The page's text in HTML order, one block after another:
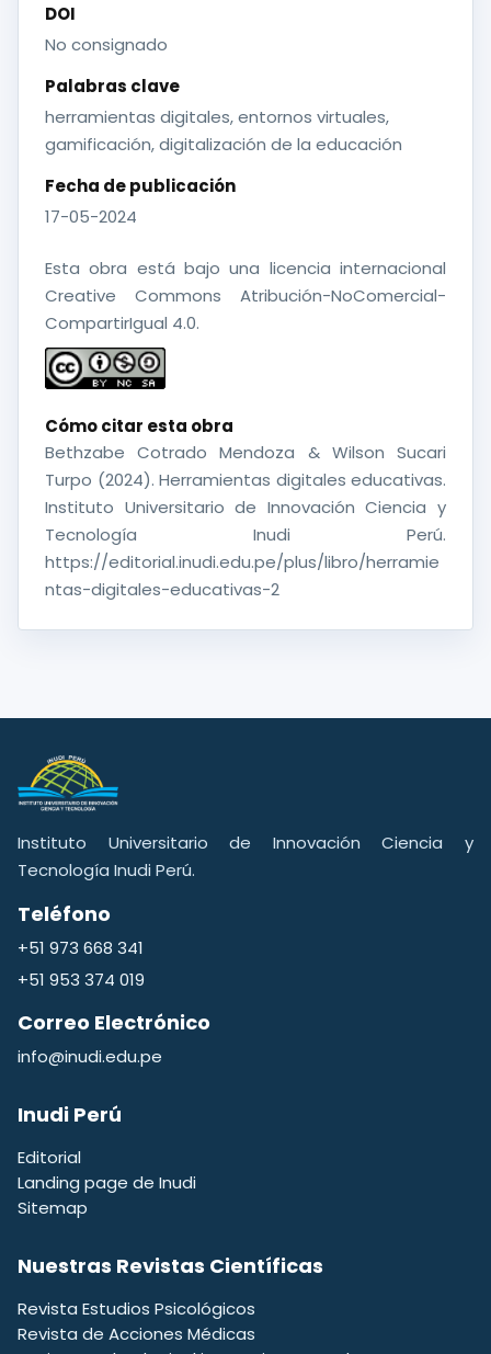
DOI
No consignado
Palabras clave
herramientas digitales, entornos virtuales,
gamificación, digitalización de la educación
Fecha de publicación
17-05-2024
Esta obra está bajo una licencia internacional
Creative Commons Atribución-NoComercial-
CompartirIgual 4.0.
Cómo citar esta obra
Bethzabe Cotrado Mendoza & Wilson Sucari
Turpo (2024). Herramientas digitales educativas.
Instituto Universitario de Innovación Ciencia y
Tecnología Inudi Perú.
https://editorial.inudi.edu.pe/plus/libro/herramie
ntas-digitales-educativas-2
Instituto Universitario de Innovación Ciencia y
Tecnología Inudi Perú.
Teléfono
+51 973 668 341
+51 953 374 019
Correo Electrónico
info@inudi.edu.pe
Inudi Perú
Editorial
Landing page de Inudi
Sitemap
Nuestras Revistas Científicas
Revista Estudios Psicológicos
Revista de Acciones Médicas